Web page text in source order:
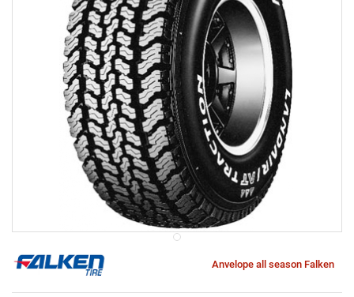
Anvelope all season Falken